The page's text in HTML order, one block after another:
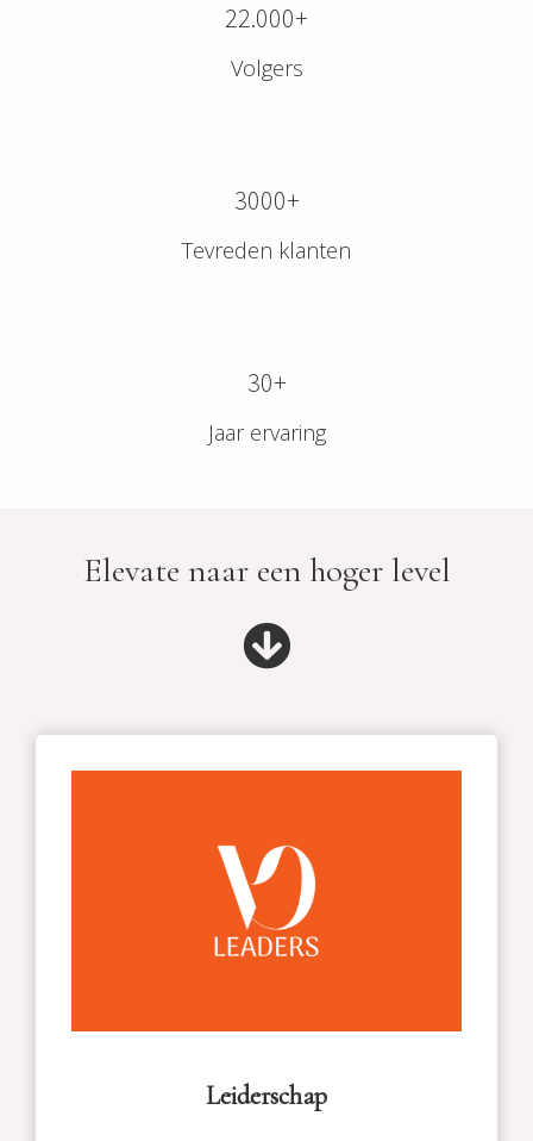
22.000+
Volgers
3000+
Tevreden klanten
30+
Jaar ervaring
Elevate naar een hoger level
Leiderschap